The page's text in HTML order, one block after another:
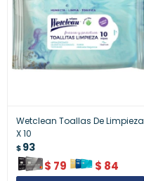
Wetclean Toallas De Limpieza
X 10
$93
$ 79 $ 84